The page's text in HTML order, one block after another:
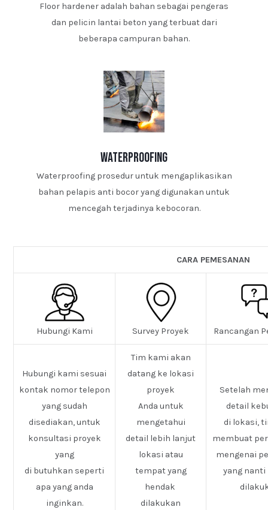
Floor hardener adalah bahan sebagai pengeras
dan pelicin lantai beton yang terbuat dari
beberapa campuran bahan.
waterproofing
Waterproofing prosedur untuk mengaplikasikan
bahan pelapis anti bocor yang digunakan untuk
mencegah terjadinya kebocoran.
CARA PEMESANAN
Hubungi Kami Survey Proyek Rancangan
Hubungi kami sesuai
kontak nomor telepon
yang sudah
disediakan, untuk
konsultasi proyek
yang
di butuhkan seperti
apa yang anda
inginkan.
Tim kami akan
datang ke lokasi
proyek
Anda untuk
mengetahui
detail lebih lanjut
lokasi atau
tempat yang
hendak
dilakukan
Setelah
detail
di lokasi,
membuat
mengenai
yang nanti